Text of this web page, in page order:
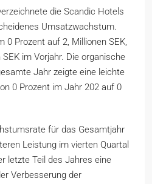
die Scandic Hotels
Umsatzwachstum.
0 Prozent auf 2, Millionen SEK,
im Vorjahr. Die organische
Jahr zeigte eine leichte
0 Prozent im Jahr 202 auf 0
für das Gesamtjahr
Leistung im vierten Quartal
letzte Teil des Jahres eine
Verbesserung der